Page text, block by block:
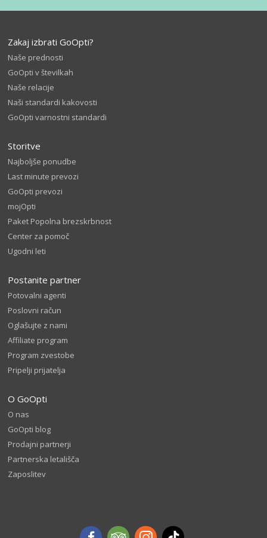
Zakaj izbrati GoOpti?
Naše prednosti
GoOpti v številkah
Naše relacije
Naši standardi kakovosti
GoOpti varnostni standardi
Storitve
Najboljše ponudbe
Last minute prevozi
GoOpti prevozi
mojOpti
Paket Popolna brezskrbnost
Center za pomoč
Ugodni leti
Postanite partner
Potovalni agenti
Poslovni račun
Oglašujte z nami
Affiliate program
Program zvestobe
Pripelji prijatelja
O GoOpti
O nas
GoOpti blog
Prodajni partnerji
Partnerska letališča
Zaposlitev